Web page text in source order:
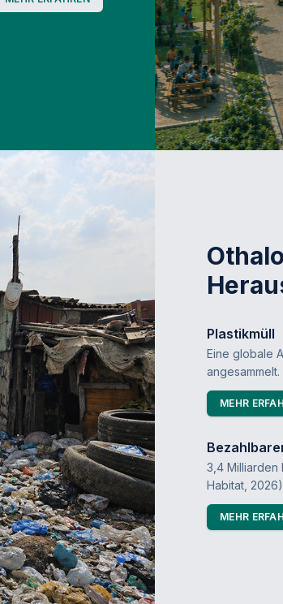
Plastikmüll
Eine globale
angesammelt.
MEHR
3,4 Milliarden
Habitat,
MEHR